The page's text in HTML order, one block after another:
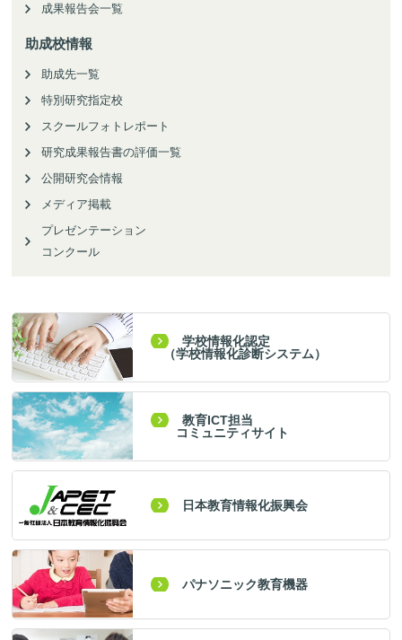
成果報告会一覧
助成校情報
助成先一覧
特別研究指定校
スクールフォトレポート
研究成果報告書の評価一覧
公開研究会情報
メディア掲載
プレゼンテーション
コンクール
学校情報化認定
（学校情報化診断システム）
教育ICT担当
コミュニティサイト
日本教育情報化振興会
パナソニック教育機器